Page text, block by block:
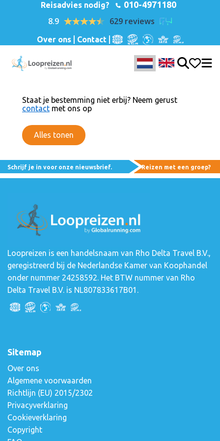
Reisadvies nodig? 010-4971180
8.9 629 reviews
Over ons Contact
Staat je bestemming niet erbij? Neem gerust
contact met ons op
Alles tonen
Schrijf je in voor onze nieuwsbrief. Reizen met een groep?
Loopreizen is een handelsnaam van Rho Delta Travel B.V.,
geregistreerd bij de Nederlandse Kamer van Koophandel
onder nummer 24258592. Het BTW nummer van Rho
Delta Travel B.V. is NL807833617B01.
Sitemap
Over ons
Algemene voorwaarden
Richtlijn (EU) 2015/2302
Privacyverklaring
Cookieverklaring
Copyright